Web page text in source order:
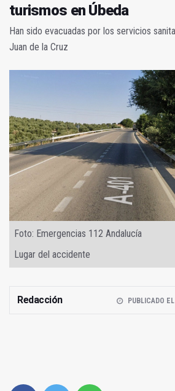
turismos en Úbeda
Han sido evacuadas por los servicios
Juan de la Cruz
Foto: Emergencias 112 Andalucía
Lugar del accidente
Redacción PUBLICADO